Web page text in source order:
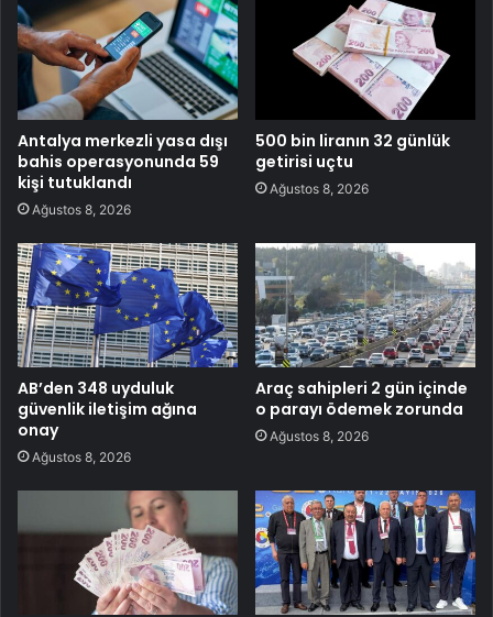
Antalya merkezli yasa dışı
bahis operasyonunda 59
kişi tutuklandı
Ağustos 8, 2026
500 bin liranın 32 günlük
getirisi uçtu
Ağustos 8, 2026
AB’den 348 uyduluk
güvenlik iletişim ağına
onay
Ağustos 8, 2026
Araç sahipleri 2 gün içinde
o parayı ödemek zorunda
Ağustos 8, 2026